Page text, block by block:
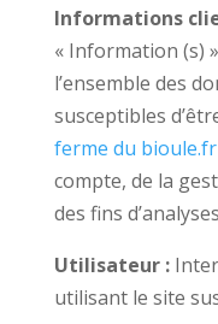
Informations
« Information (s)
l’ensemble des
susceptibles
ferme du bioule.fr
compte, de la
des fins
Utilisateur :
utilisant le site